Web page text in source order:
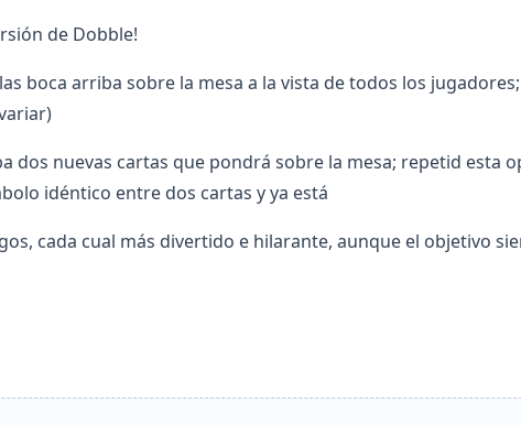
de Dobble!
boca arriba sobre la mesa a la vista de todos los
nuevas cartas que pondrá sobre la mesa; repetid esta
idéntico entre dos cartas y ya está
cada cual más divertido e hilarante, aunque el objetivo